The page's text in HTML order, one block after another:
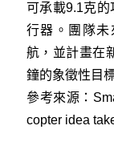
可承載9.1克
行器。團隊未
航，並計畫在
鐘的象徵性目
參考來源：
copter idea